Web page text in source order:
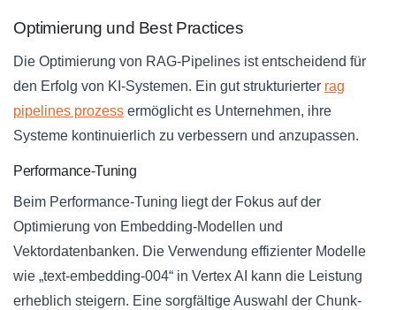
Optimierung und Best Practices
Die Optimierung von RAG-Pipelines ist entscheidend für
den Erfolg von KI-Systemen. Ein gut strukturierter rag
pipelines prozess ermöglicht es Unternehmen, ihre
Systeme kontinuierlich zu verbessern und anzupassen.
Performance-Tuning
Beim Performance-Tuning liegt der Fokus auf der
Optimierung von Embedding-Modellen und
Vektordatenbanken. Die Verwendung effizienter Modelle
wie „text-embedding-004“ in Vertex AI kann die Leistung
erheblich steigern. Eine sorgfältige Auswahl der Chunk-